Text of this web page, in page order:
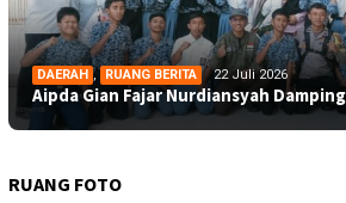
DAERAH , RUANG BERITA 22 Juli 2026
Aipda Gian Fajar Nurdiansyah
RUANG FOTO